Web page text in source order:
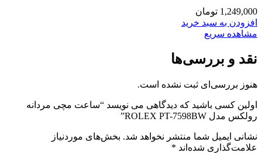
1,249,000 تومان
افزودن به سبد خرید
مشاهده سریع
نقد و بررسی‌ها
هنوز بررسی‌ای ثبت نشده است.
اولین کسی باشید که دیدگاهی می نویسد “ساعت مچی مردانه
رولکس مدل ROLEX PT-7598BW”
نشانی ایمیل شما منتشر نخواهد شد. بخش‌های موردنیاز
علامت‌گذاری شده‌اند *